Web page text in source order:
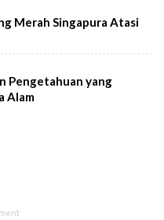
Merah Singapura Atasi
Pengetahuan yang
Alam